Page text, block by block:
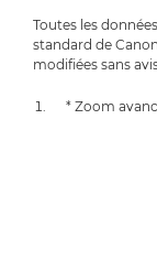
Toutes les
standard de
modifiées sans
* Zoom